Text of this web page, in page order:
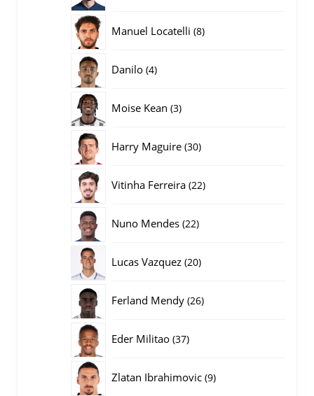
Manuel Locatelli 88
Danilo 44
Moise Kean 33
Harry Maguire 3030
Vitinha Ferreira 2222
Nuno Mendes 2222
Lucas Vazquez 2020
Ferland Mendy 2626
Eder Militao 3737
Zlatan Ibrahimovic 99